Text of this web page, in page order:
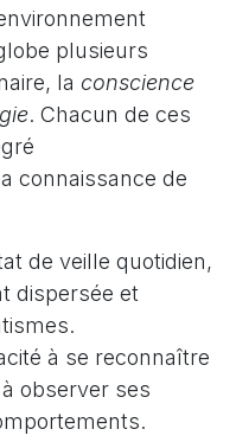
plusieurs
la conscience
. Chacun de ces
connaissance de
de veille quotidien,
dispersée et
à se reconnaître
observer ses